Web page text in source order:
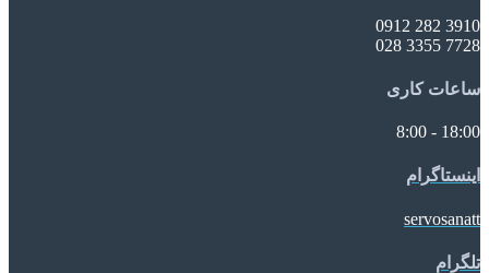
3910 282 0912
7728 3355 028
ساعات کاری
18:00 - 8:00
اینستاگرام
servosanatt
تلگرام